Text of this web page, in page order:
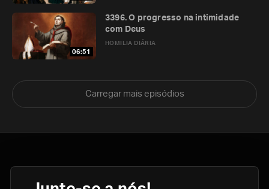
06:51
HOMILIA DIÁRIA
3396. O progresso na intimidade
com Deus
Carregar mais episódios